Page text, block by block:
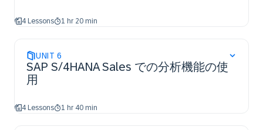
4 Lessons 1 hr 20 min
UNIT 6
SAP S/4HANA Sales での分析機能の使
用
4 Lessons 1 hr 40 min